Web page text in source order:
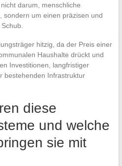
darum, menschliche
sondern um einen präzisen und
hitzig, da der Preis einer
Haushalte drückt und
Investitionen, langfristiger
bestehenden Infrastruktur
diese
und welche
sie mit